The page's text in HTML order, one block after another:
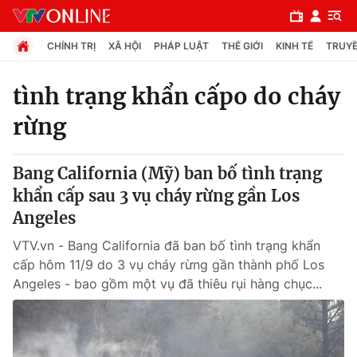
Chuyên mục
Chính trị
Xã hội
Pháp luật
Y tế
Thế giới
CHÍNH TRỊ XÃ HỘI PHÁP LUẬT THẾ GIỚI KINH TẾ
tình trạng khẩn cấpo do cháy
rừng
Bang California (Mỹ) ban bố tình trạng
khẩn cấp sau 3 vụ cháy rừng gần Los
Angeles
VTV.vn - Bang California đã ban bố tình trạng khẩn
cấp hôm 11/9 do 3 vụ cháy rừng gần thành phố Los
Angeles - bao gồm một vụ đã thiêu rụi hàng chục...